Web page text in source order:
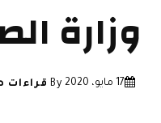
وزارة
17 مايو، 2020 By قراءات